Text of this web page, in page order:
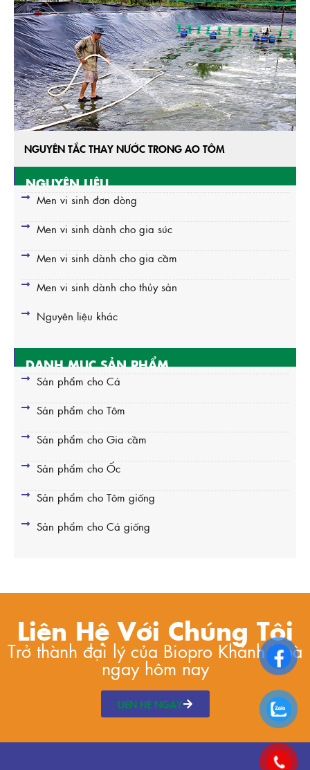
NGUYÊN TẮC THAY NƯỚC TRONG AO TÔM
NGUYÊN LIỆU
Men vi sinh đơn dòng
Men vi sinh dành cho gia súc
Men vi sinh dành cho gia cầm
Men vi sinh dành cho thủy sản
Nguyên liệu khác
DANH MỤC SẢN PHẨM
Sản phẩm cho Cá
Sản phẩm cho Tôm
Sản phẩm cho Gia cầm
Sản phẩm cho Ốc
Sản phẩm cho Tôm giống
Sản phẩm cho Cá giống
Liên Hệ Với Chúng Tôi
Trở thành đại lý của Biopro Khánh Hoà
ngay hôm nay
LIÊN HỆ NGAY